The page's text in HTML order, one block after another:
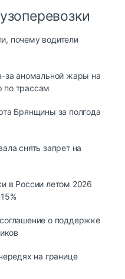
почему водители
за аномальной жары на
по трассам
Брянщины за полгода
снять запрет на
в России летом 2026
о поддержке
на границе